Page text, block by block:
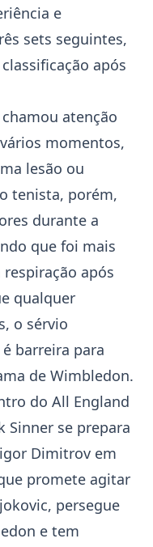
e
sets seguintes,
após
atenção
momentos,
lesão ou
tenista, porém,
durante a
que foi mais
após
qualquer
o sérvio
barreira para
de Wimbledon.
do All England
Sinner se prepara
Dimitrov em
promete agitar
persegue
e tem